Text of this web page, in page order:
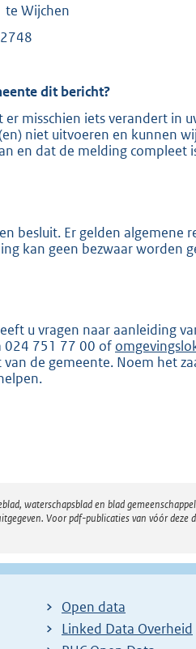
te Wijchen
dit bericht?
misschien iets verandert in
niet uitvoeren en kunnen
en dat de melding compleet
besluit. Er gelden algemene
kan geen bezwaar worden
u vragen naar aanleiding
024 751 77 00 of
de gemeente. Noem het
waterschapsblad en blad
Voor pdf-publicaties van vóór
Open data
Linked Data Overheid